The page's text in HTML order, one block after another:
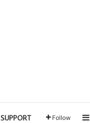
SUPPORT Follow